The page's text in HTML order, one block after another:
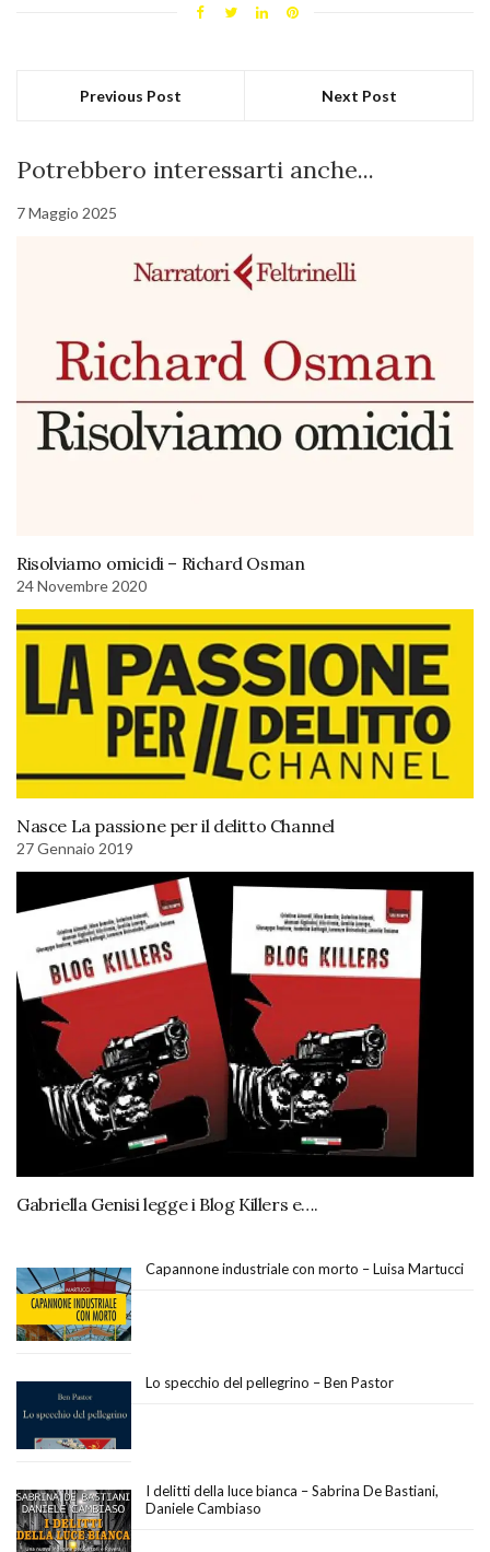
Previous Post Next Post
Potrebbero interessarti anche...
7 Maggio 2025
Risolviamo omicidi – Richard Osman
24 Novembre 2020
Nasce La passione per il delitto Channel
27 Gennaio 2019
Gabriella Genisi legge i Blog Killers e….
Capannone industriale con morto – Luisa Martucci
Lo specchio del pellegrino – Ben Pastor
I delitti della luce bianca – Sabrina De Bastiani,
Daniele Cambiaso